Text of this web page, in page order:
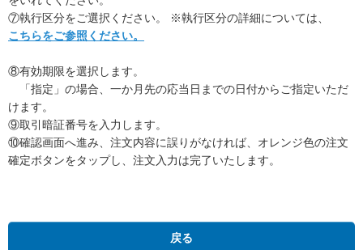
⑦執行区分をご選択ください。 ※執行区分の詳細については、
こちらをご参照ください。
⑧有効期限を選択します。
「指定」の場合、一か月先の応当日までの日付からご指定いただ
けます。
⑨取引暗証番号を入力します。
⑩確認画面へ進み、注文内容に誤りがなければ、オレンジ色の注文
確定ボタンをタップし、注文入力は完了いたします。
戻る